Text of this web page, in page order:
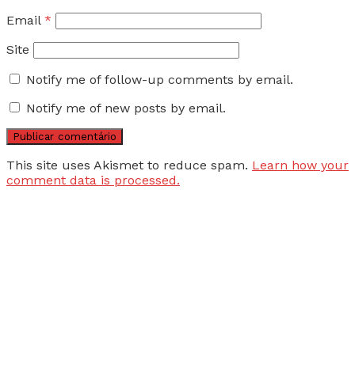
Email *
Site
Notify me of follow-up comments by email.
Notify me of new posts by email.
This site uses Akismet to reduce spam. Learn how your
comment data is processed.